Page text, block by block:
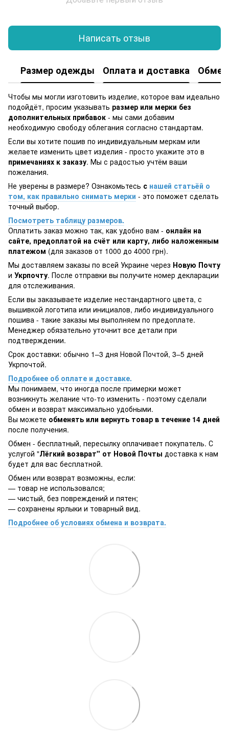
Написать отзыв
Размер одежды Оплата и доставка Обмен
Чтобы мы могли изготовить изделие, которое вам идеально
подойдёт, просим указывать размер или мерки без
дополнительных прибавок - мы сами добавим
необходимую свободу облегания согласно стандартам.
Если вы хотите пошив по индивидуальным меркам или
желаете изменить цвет изделия - просто укажите это в
примечаниях к заказу. Мы с радостью учтём ваши
пожелания.
Не уверены в размере? Ознакомьтесь с нашей статьёй о
том, как правильно снимать мерки - это поможет сделать
точный выбор.
Посмотреть таблицу размеров.
Оплатить заказ можно так, как удобно вам - онлайн на
сайте, предоплатой на счёт или карту, либо наложенным
платежом (для заказов от 1000 до 4000 грн).
Мы доставляем заказы по всей Украине через Новую Почту
и Укрпочту. После отправки вы получите номер декларации
для отслеживания.
Если вы заказываете изделие нестандартного цвета, с
вышивкой логотипа или инициалов, либо индивидуального
пошива - такие заказы мы выполняем по предоплате.
Менеджер обязательно уточнит все детали при
подтверждении.
Срок доставки: обычно 1–3 дня Новой Почтой, 3–5 дней
Укрпочтой.
Подробнее об оплате и доставке.
Мы понимаем, что иногда после примерки может
возникнуть желание что-то изменить - поэтому сделали
обмен и возврат максимально удобными.
Вы можете обменять или вернуть товар в течение 14 дней
после получения.
Обмен - бесплатный, пересылку оплачивает покупатель. С
услугой "Лёгкий возврат" от Новой Почты доставка к нам
будет для вас бесплатной.
Обмен или возврат возможны, если:
— товар не использовался;
— чистый, без повреждений и пятен;
— сохранены ярлыки и товарный вид.
Подробнее об условиях обмена и возврата.